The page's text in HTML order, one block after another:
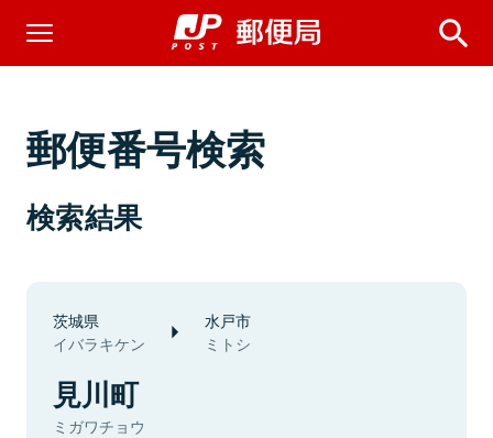
郵便番号検索
検索結果
茨城県
イバラキケン
水戸市
ミトシ
見川町
ミガワチョウ